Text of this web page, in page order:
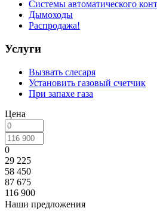
Системы автоматического
Дымоходы
Распродажа!
Услуги
Вызвать слесаря
Установить газовый счетчик
При запахе газа
Цена
0
29 225
58 450
87 675
116 900
Наши предложения